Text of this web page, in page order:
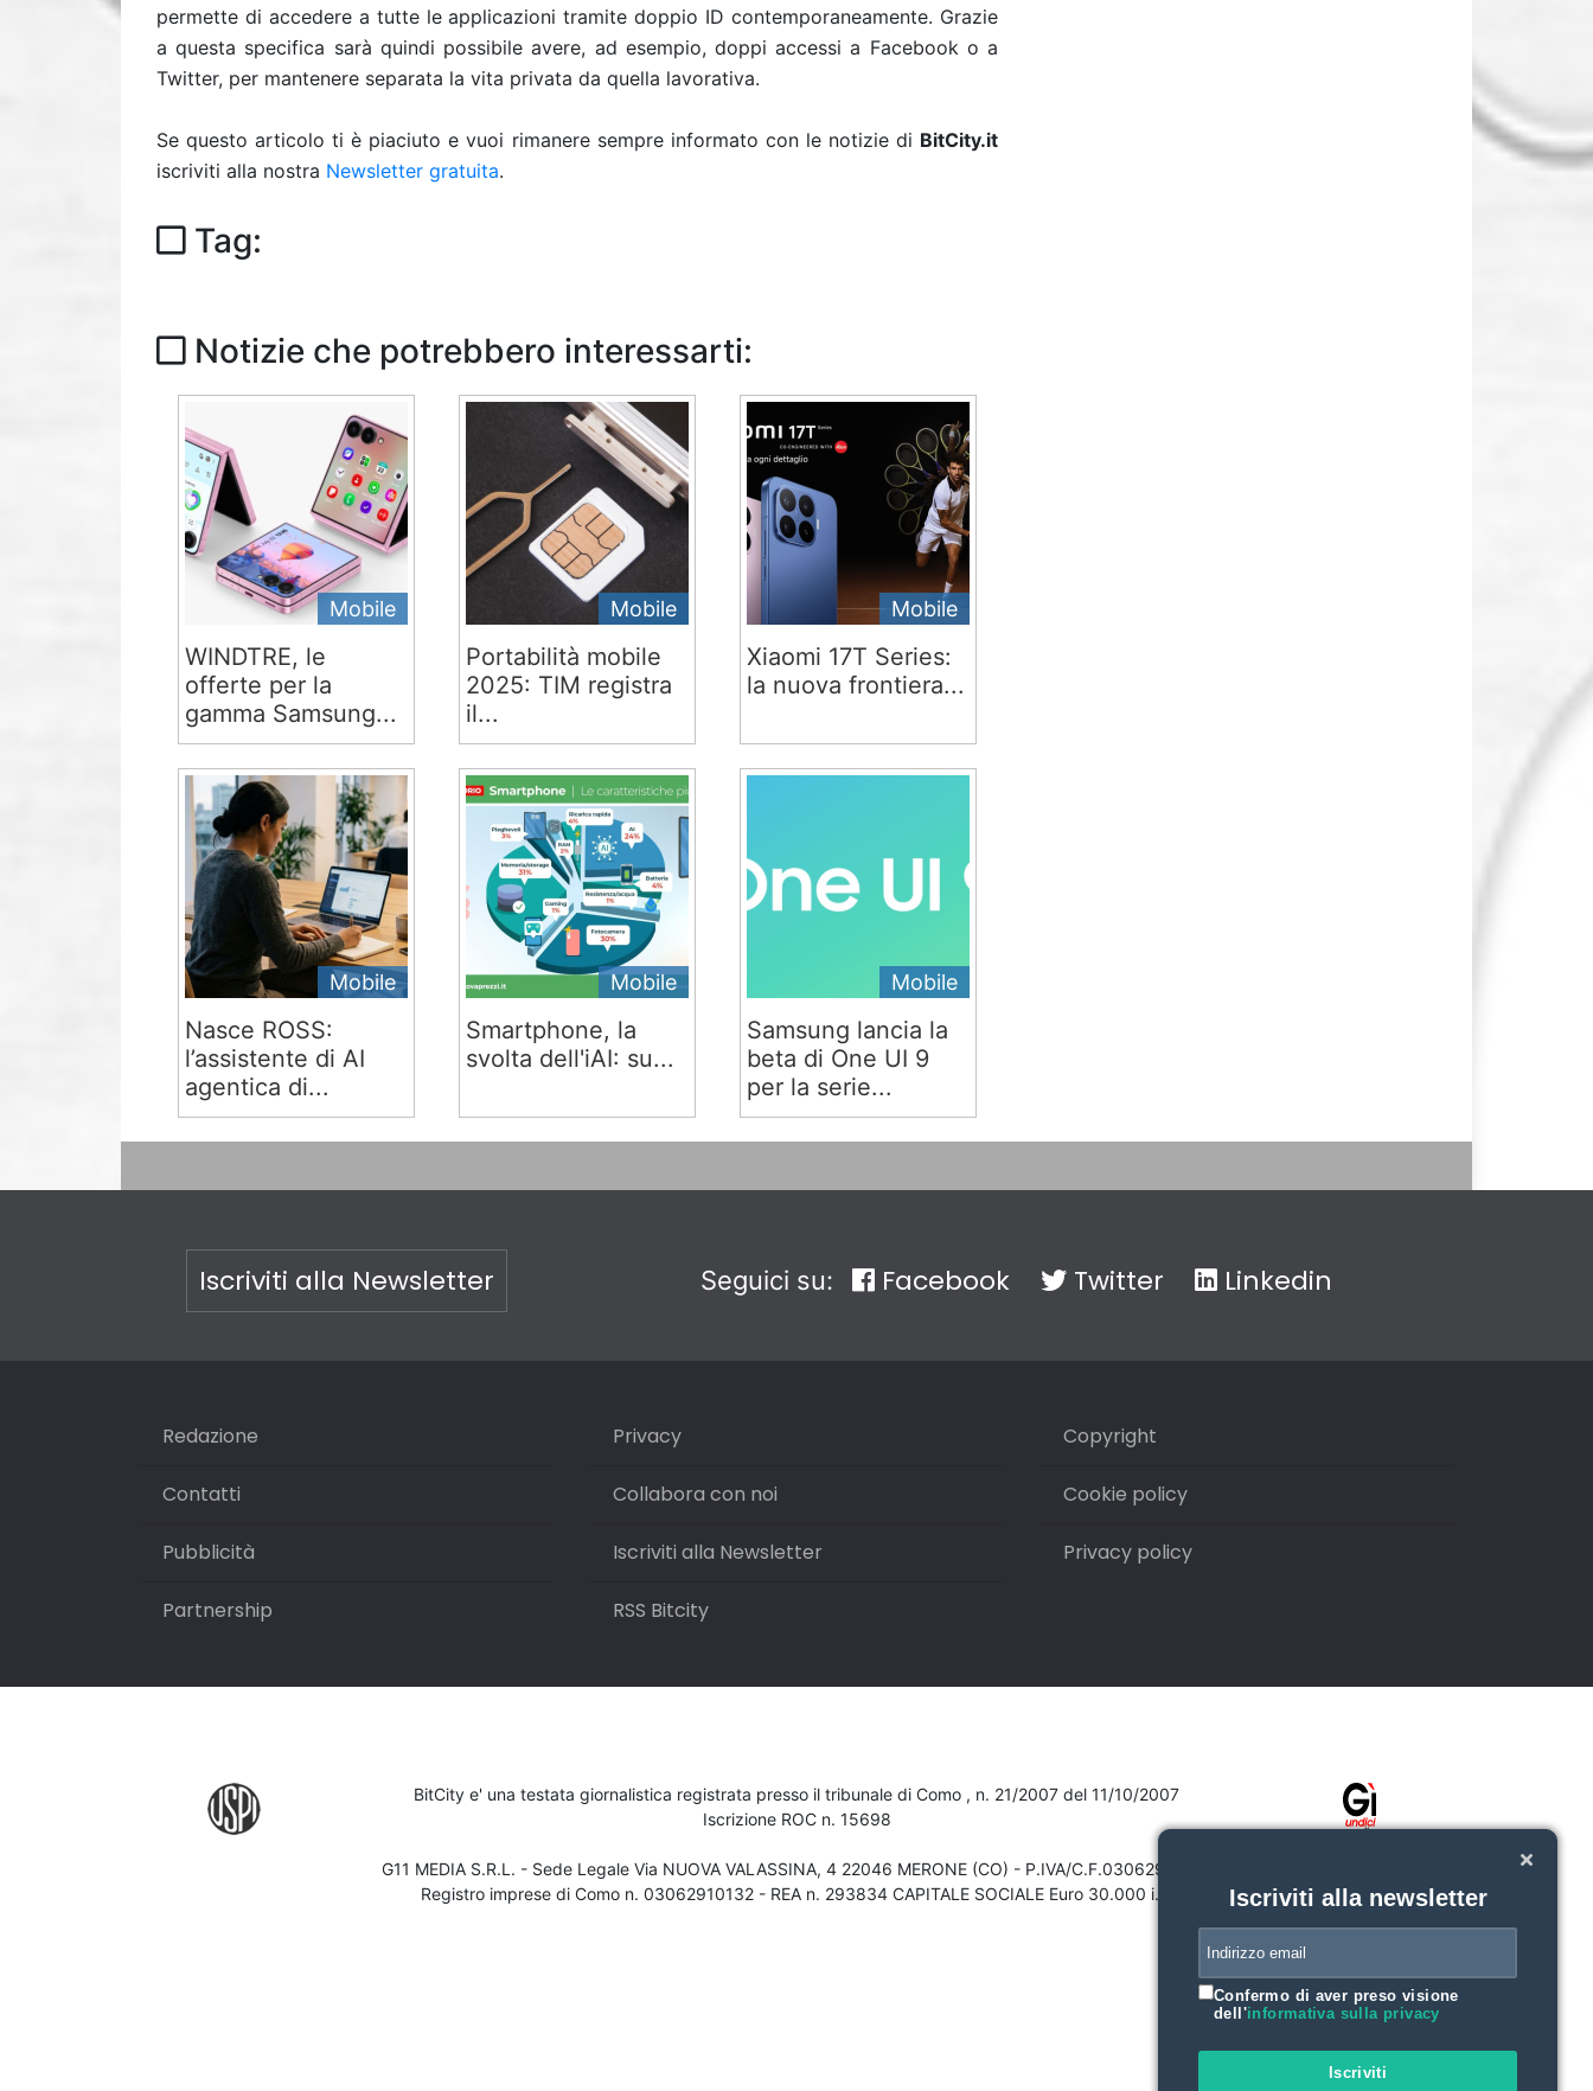
permette di accedere a tutte le applicazioni tramite doppio ID contemporaneamente. Grazie
a questa specifica sarà quindi possibile avere, ad esempio, doppi accessi a Facebook o a
Twitter, per mantenere separata la vita privata da quella lavorativa.
Se questo articolo ti è piaciuto e vuoi rimanere sempre informato con le notizie di BitCity.it
iscriviti alla nostra Newsletter gratuita.
Tag:
Notizie che potrebbero interessarti:
Mobile
WINDTRE, le
offerte per la
gamma Samsung...
Mobile
Portabilità mobile
2025: TIM registra
il...
Mobile
Xiaomi 17T Series:
la nuova frontiera...
Mobile
Nasce ROSS:
l’assistente di AI
agentica di...
Mobile
Smartphone, la
svolta dell'iAI: su...
Mobile
Samsung lancia la
beta di One UI 9
per la serie...
Iscriviti alla Newsletter Seguici su: Facebook Twitter Linkedin
Redazione
Contatti
Pubblicità
Partnership
Privacy
Collabora con noi
Iscriviti alla Newsletter
RSS Bitcity
Copyright
Cookie policy
Privacy policy
BitCity e' una testata giornalistica registrata presso il tribunale di Como , n. 21/2007 del 11/10/2007
Iscrizione ROC n. 15698
G11 MEDIA S.R.L. - Sede Legale Via NUOVA VALASSINA, 4 22046 MERONE (CO) - P.IVA/C.F.03062910132
Registro imprese di Como n. 03062910132 - REA n. 293834 CAPITALE SOCIALE Euro 30.000 i.v.
Iscriviti alla newsletter
Confermo di aver preso visione
dell'informativa sulla privacy
Iscriviti